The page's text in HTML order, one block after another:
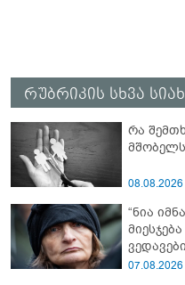
რუბრიკის სხვა
რა
08.08.2026
“ნია
07.08.2026